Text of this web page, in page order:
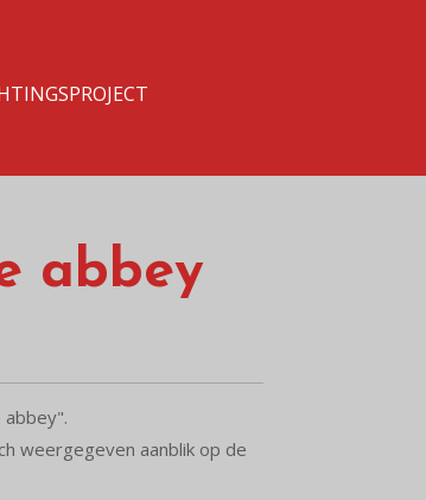
abbey
weergegeven aanblik op de